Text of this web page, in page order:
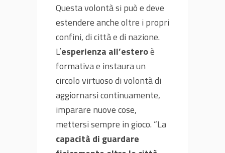
Questa volontà si può e deve
estendere anche oltre i propri
confini, di città e di nazione.
L’esperienza all’esteroè
formativa e instaura un
circolo virtuoso di volontà di
aggiornarsi continuamente,
imparare nuove cose,
mettersi sempre in gioco. “La
capacità di guardare